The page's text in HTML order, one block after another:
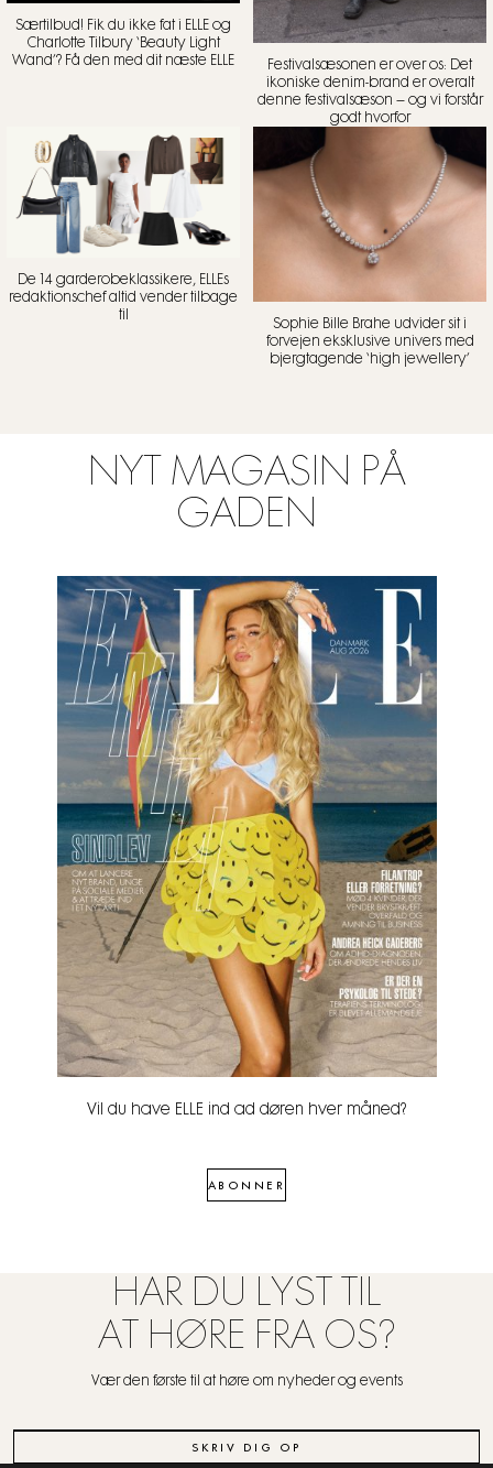
Særtilbud! Fik du ikke fat i ELLE og
Charlotte Tilbury ‘Beauty Light
Wand’? Få den med dit næste ELLE
Festivalsæsonen er over os: Det
ikoniske denim-brand er overalt
denne festivalsæson – og vi forstår
godt hvorfor
De 14 garderobeklassikere, ELLEs
redaktionschef altid vender tilbage
til
Sophie Bille Brahe udvider sit i
forvejen eksklusive univers med
bjergtagende ‘high jewellery’
NYT MAGASIN PÅ
GADEN
Vil du have ELLE ind ad døren hver måned?
ABONNER
HAR DU LYST TIL
AT HØRE FRA OS?
Vær den første til at høre om nyheder og events
SKRIV DIG OP